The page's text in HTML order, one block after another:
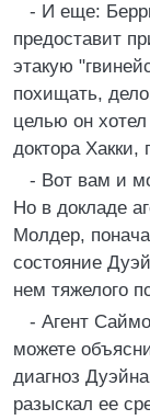
- И еще:
предоставит
этакую
похищать,
целью он
доктора Хакки,
- Вот вам и
Но в докладе
Молдер,
состояние
нем тяжелого
- Агент
можете
диагноз
разыскал ее